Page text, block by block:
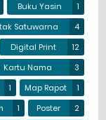
Buku Yasin
1
Satuwarna
4
Digital Print
12
Kartu Nama
3
1 Map Rapot
1
1 Poster
2